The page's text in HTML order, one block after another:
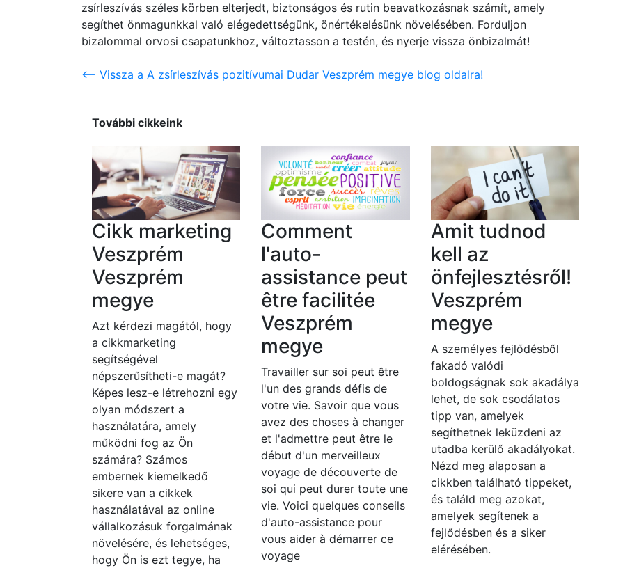
zsírleszívás széles körben elterjedt, biztonságos és rutin beavatkozásnak számít, amely
segíthet önmagunkkal való elégedettségünk, önértékelésünk növelésében. Forduljon
bizalommal orvosi csapatunkhoz, változtasson a testén, és nyerje vissza önbizalmát!
<-- Vissza a A zsírleszívás pozitívumai Dudar Veszprém megye blog oldalra!
További cikkeink
Cikk marketing
Veszprém
Veszprém
megye
Azt kérdezi magától, hogy
a cikkmarketing
segítségével
népszerűsítheti-e magát?
Képes lesz-e létrehozni egy
olyan módszert a
használatára, amely
működni fog az Ön
számára? Számos
embernek kiemelkedő
sikere van a cikkek
használatával az online
vállalkozásuk forgalmának
növelésére, és lehetséges,
hogy Ön is ezt tegye, ha
Comment
l'auto-
assistance peut
être facilitée
Veszprém
megye
Travailler sur soi peut être
l'un des grands défis de
votre vie. Savoir que vous
avez des choses à changer
et l'admettre peut être le
début d'un merveilleux
voyage de découverte de
soi qui peut durer toute une
vie. Voici quelques conseils
d'auto-assistance pour
vous aider à démarrer ce
voyage
Amit tudnod
kell az
önfejlesztésről!
Veszprém
megye
A személyes fejlődésből
fakadó valódi
boldogságnak sok akadálya
lehet, de sok csodálatos
tipp van, amelyek
segíthetnek leküzdeni az
utadba kerülő akadályokat.
Nézd meg alaposan a
cikkben található tippeket,
és találd meg azokat,
amelyek segítenek a
fejlődésben és a siker
elérésében.